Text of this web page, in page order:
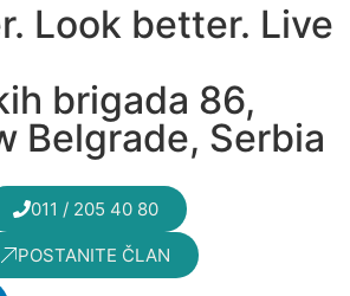
Look better. Live
brigada 86,
Belgrade, Serbia
011 / 205 40 80
POSTANITE ČLAN